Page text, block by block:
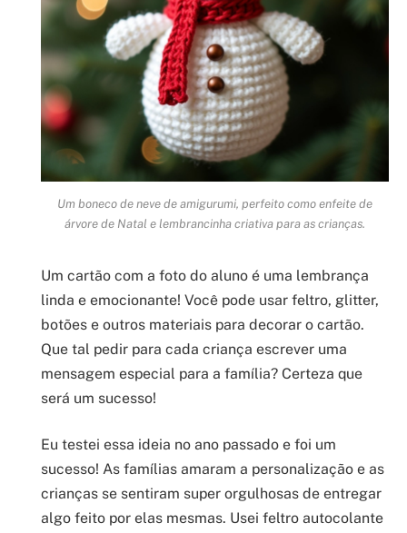
Um boneco de neve de amigurumi, perfeito como enfeite de
árvore de Natal e lembrancinha criativa para as crianças.
Um cartão com a foto do aluno é uma lembrança
linda e emocionante! Você pode usar feltro, glitter,
botões e outros materiais para decorar o cartão.
Que tal pedir para cada criança escrever uma
mensagem especial para a família? Certeza que
será um sucesso!
Eu testei essa ideia no ano passado e foi um
sucesso! As famílias amaram a personalização e as
crianças se sentiram super orgulhosas de entregar
algo feito por elas mesmas. Usei feltro autocolante